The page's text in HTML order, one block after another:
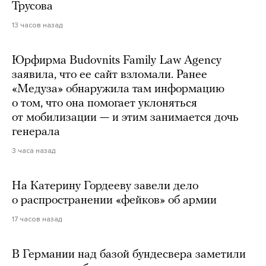
Трусова
13 часов назад
Юрфирма Budovnits Family Law Agency
заявила, что ее сайт взломали. Ранее
«Медуза» обнаружила там информацию
о том, что она помогает уклоняться
от мобилизации — и этим занимается дочь
генерала
3 часа назад
На Катерину Гордееву завели дело
о распространении «фейков» об армии
17 часов назад
В Германии над базой бундесвера заметили